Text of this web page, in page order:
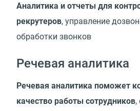
Аналитика и отчеты для
рекрутеров, управление
обработки звонков
Речевая аналитика
Речевая аналитика поможет
качество работы сотрудников,